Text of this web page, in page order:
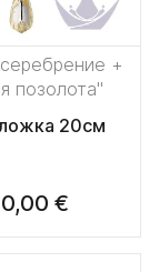
+
позолота"
20см
€